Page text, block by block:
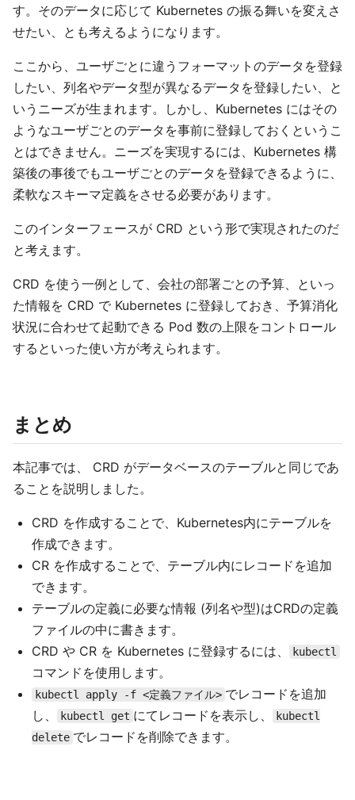
す。そのデータに応じて Kubernetes の振る舞いを変えさ
せたい、とも考えるようになります。
ここから、ユーザごとに違うフォーマットのデータを登録
したい、列名やデータ型が異なるデータを登録したい、と
いうニーズが生まれます。しかし、Kubernetes にはその
ようなユーザごとのデータを事前に登録しておくというこ
とはできません。ニーズを実現するには、Kubernetes 構
築後の事後でもユーザごとのデータを登録できるように、
柔軟なスキーマ定義をさせる必要があります。
このインターフェースが CRD という形で実現されたのだ
と考えます。
CRD を使う一例として、会社の部署ごとの予算、といっ
た情報を CRD で Kubernetes に登録しておき、予算消化
状況に合わせて起動できる Pod 数の上限をコントロール
するといった使い方が考えられます。
まとめ
本記事では、 CRD がデータベースのテーブルと同じであ
ることを説明しました。
CRD を作成することで、Kubernetes内にテーブルを
作成できます。
CR を作成することで、テーブル内にレコードを追加
できます。
テーブルの定義に必要な情報 (列名や型)はCRDの定義
ファイルの中に書きます。
CRD や CR を Kubernetes に登録するには、
kubectl
コマンドを使用します。
kubectl apply -f <定義ファイル> でレコードを追加
し、
kubectl get にてレコードを表示し、
kubectl
delete でレコードを削除できます。